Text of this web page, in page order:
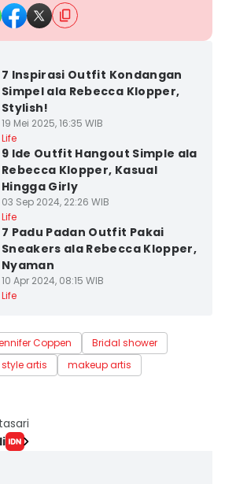
7 Inspirasi Outfit Kondangan
Simpel ala Rebecca Klopper,
Stylish!
19 Mei 2025, 16:35 WIB
Life
9 Ide Outfit Hangout Simple ala
Rebecca Klopper, Kasual
Hingga Girly
03 Sep 2024, 22:26 WIB
Life
7 Padu Padan Outfit Pakai
Sneakers ala Rebecca Klopper,
Nyaman
10 Apr 2024, 08:15 WIB
Life
Coppen
Bridal shower
style artis makeup artis